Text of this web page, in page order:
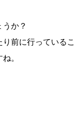
か？
前に行っている
。